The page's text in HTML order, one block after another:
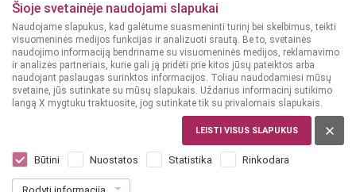
Šioje svetainėje naudojami slapukai
Naudojame slapukus, kad galėtume suasmeninti turinį bei skelbimus, teikti
visuomeninės medijos funkcijas ir analizuoti srautą. Be to, svetainės
naudojimo informaciją bendriname su visuomeninės medijos, reklamavimo
ir analizės partneriais, kurie gali ją pridėti prie kitos jūsų pateiktos arba
naudojant paslaugas surinktos informacijos. Toliau naudodamiesi mūsų
svetaine, jūs sutinkate su mūsų slapukais. Uždarius informacinį sutikimo
langą X mygtuku traktuosite, jog sutinkate tik su privalomais slapukais.
LEISTI VISUS SLAPUKUS
Būtini Nuostatos Statistika Rinkodara
Dėmesio!
Alkoholinius gėrimus gali įsigyti tik asmenys,
kuriems yra ne mažiau kaip 20 metų.